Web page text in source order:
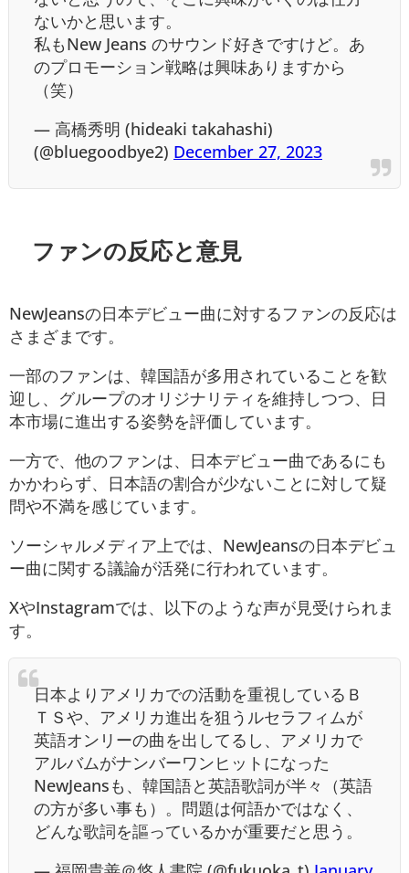
ないかと思います。
私もNew Jeans のサウンド好きですけど。あ
のプロモーション戦略は興味ありますから
（笑）
— 高橋秀明 (hideaki takahashi)
(@bluegoodbye2) December 27, 2023
ファンの反応と意見
NewJeansの日本デビュー曲に対するファンの反応は
さまざまです。
一部のファンは、韓国語が多用されていることを歓
迎し、グループのオリジナリティを維持しつつ、日
本市場に進出する姿勢を評価しています。
一方で、他のファンは、日本デビュー曲であるにも
かかわらず、日本語の割合が少ないことに対して疑
問や不満を感じています。
ソーシャルメディア上では、NewJeansの日本デビュ
ー曲に関する議論が活発に行われています。
XやInstagramでは、以下のような声が見受けられま
す。
日本よりアメリカでの活動を重視しているＢ
ＴＳや、アメリカ進出を狙うルセラフィムが
英語オンリーの曲を出してるし、アメリカで
アルバムがナンバーワンヒットになった
NewJeansも、韓国語と英語歌詞が半々（英語
の方が多い事も）。問題は何語かではなく、
どんな歌詞を謳っているかが重要だと思う。